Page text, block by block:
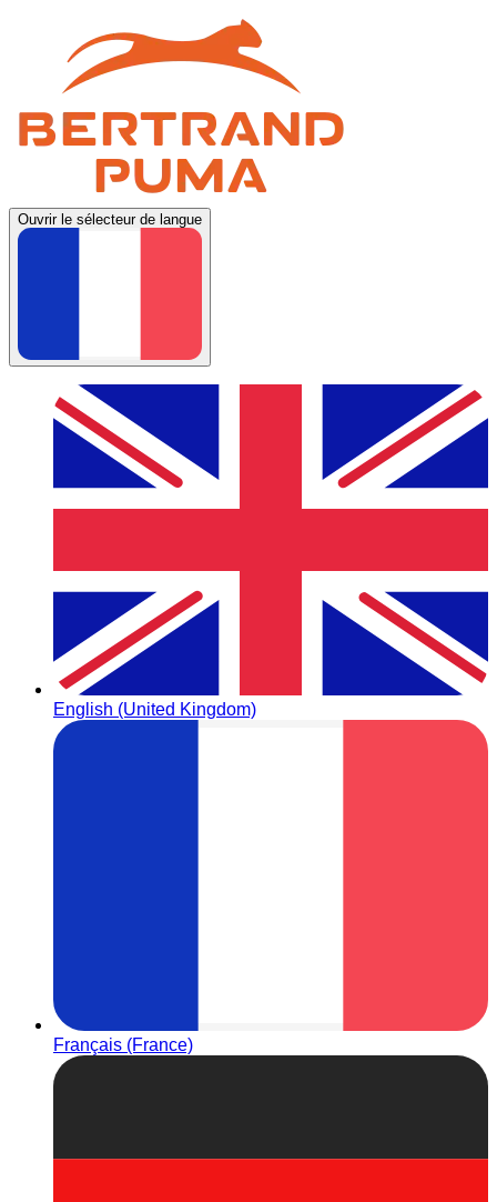
Ouvrir le sélecteur de langue
English (United Kingdom)
Français (France)